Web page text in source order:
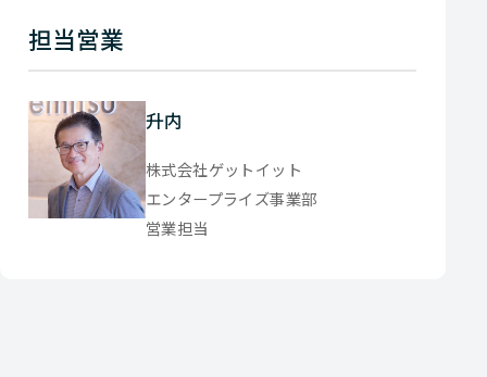
担当営業
升内
株式会社ゲットイット
エンタープライズ事業部
営業担当